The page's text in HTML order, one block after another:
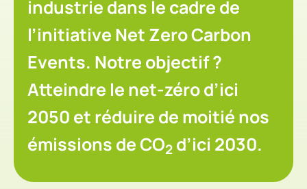
industrie dans le cadre de
l’initiative Net Zero Carbon
Events. Notre objectif ?
Atteindre le net-zéro d’ici
2050 et réduire de moitié nos
émissions de CO2 d’ici 2030.